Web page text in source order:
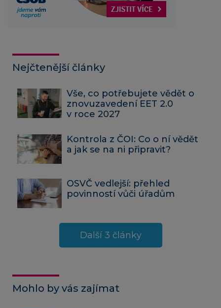
Nejčtenější články
Vše, co potřebujete vědět o
znovuzavedení EET 2.0
v roce 2027
Kontrola z ČOI: Co o ní vědět
a jak se na ni připravit?
OSVČ vedlejší: přehled
povinností vůči úřadům
Další 3 články
Mohlo by vás zajímat